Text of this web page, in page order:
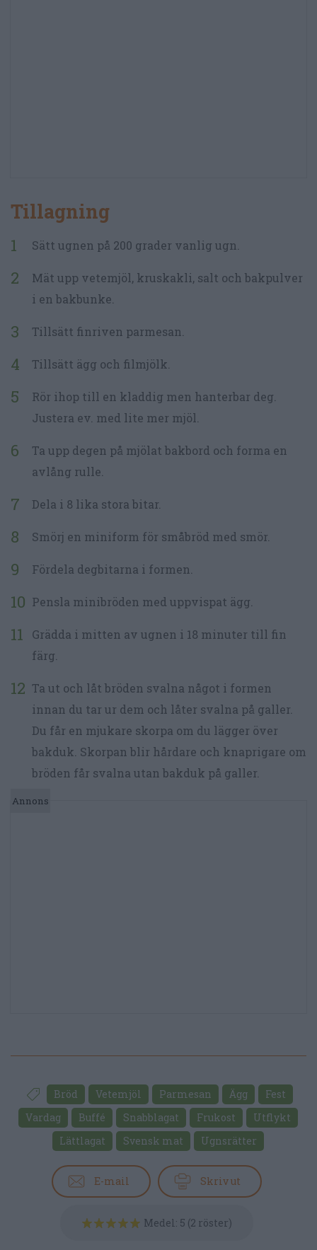
Tillagning
Sätt ugnen på 200 grader vanlig ugn.
Mät upp vetemjöl, kruskakli, salt och bakpulver
i en bakbunke.
Tillsätt finriven parmesan.
Tillsätt ägg och filmjölk.
Rör ihop till en kladdig men hanterbar deg.
Justera ev. med lite mer mjöl.
Ta upp degen på mjölat bakbord och forma en
avlång rulle.
Dela i 8 lika stora bitar.
Smörj en miniform för småbröd med smör.
Fördela degbitarna i formen.
Pensla minibröden med uppvispat ägg.
Grädda i mitten av ugnen i 18 minuter till fin
färg.
Ta ut och låt bröden svalna något i formen
innan du tar ur dem och låter svalna på galler.
Du får en mjukare skorpa om du lägger över
bakduk. Skorpan blir hårdare och knaprigare om
bröden får svalna utan bakduk på galler.
Bröd Vetemjöl Parmesan Ägg
Fest
Vardag
Buffé Snabblagat Frukost
Utflykt
Lättlagat
Svensk mat Ugnsrätter
E-mail Skriv ut
Medel: 5 (2 röster)